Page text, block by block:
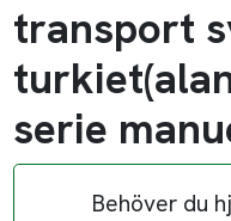
transport
serie
Behöver du